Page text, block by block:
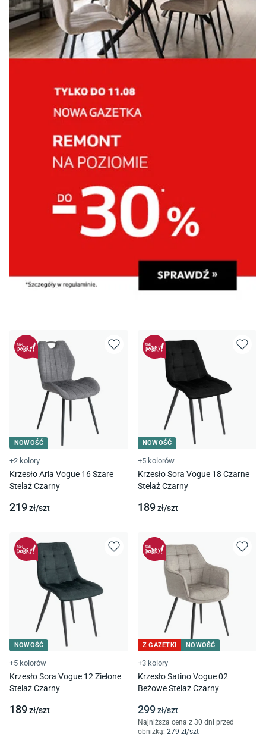
NOWOŚĆ
+2 kolory
Krzesło Arla Vogue 16 Szare
Stelaż Czarny
219zł/szt
NOWOŚĆ
+5 kolorów
Krzesło Sora Vogue 18 Czarne
Stelaż Czarny
189zł/szt
NOWOŚĆ
+5 kolorów
Krzesło Sora Vogue 12 Zielone
Stelaż Czarny
189zł/szt
Z GAZETKI NOWOŚĆ
+3 kolory
Krzesło Satino Vogue 02
Beżowe Stelaż Czarny
299zł/szt
Najniższa cena z 30 dni przed
obniżką: 279 zł/szt